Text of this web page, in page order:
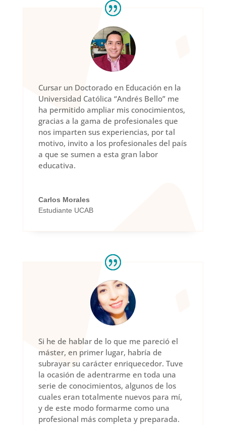
Cursar un Doctorado en Educación en la
Universidad Católica “Andrés Bello” me
ha permitido ampliar mis conocimientos,
gracias a la gama de profesionales que
nos imparten sus experiencias, por tal
motivo, invito a los profesionales del país
a que se sumen a esta gran labor
educativa.
Carlos Morales
Estudiante UCAB
Si he de hablar de lo que me pareció el
máster, en primer lugar, habría de
subrayar su carácter enriquecedor. Tuve
la ocasión de adentrarme en toda una
serie de conocimientos, algunos de los
cuales eran totalmente nuevos para mí,
y de este modo formarme como una
profesional más completa y preparada.